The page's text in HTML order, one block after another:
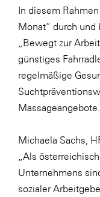
TAG GmbH
VALETTA
Verband
WKS
WKS
WK UBIT
Zühlke
In diesem
Monat“ durch und
„Bewegt zur
günstiges
regelmäßige
Massageangebote.
Michaela Sachs,
„Als
Unternehmens
sozialer